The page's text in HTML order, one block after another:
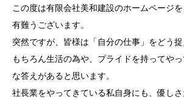
この度は有限会社美和建設のホームページ
有難うございます。
突然ですが、皆様は「自分の仕事」をどう
もちろん生活の為や、プライドを持ってや
な答えがあると思います。
社長業をやってきている私自身にも、優し